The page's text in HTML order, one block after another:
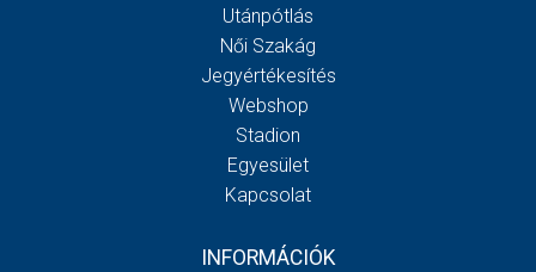
Utánpótlás
Női Szakág
Jegyértékesítés
Webshop
Stadion
Egyesület
Kapcsolat
INFORMÁCIÓK